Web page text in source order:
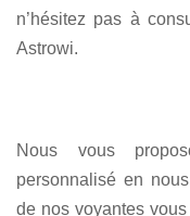
n’hésitez pas à
Astrowi.
Nous vous
personnalisé en
de nos voyantes